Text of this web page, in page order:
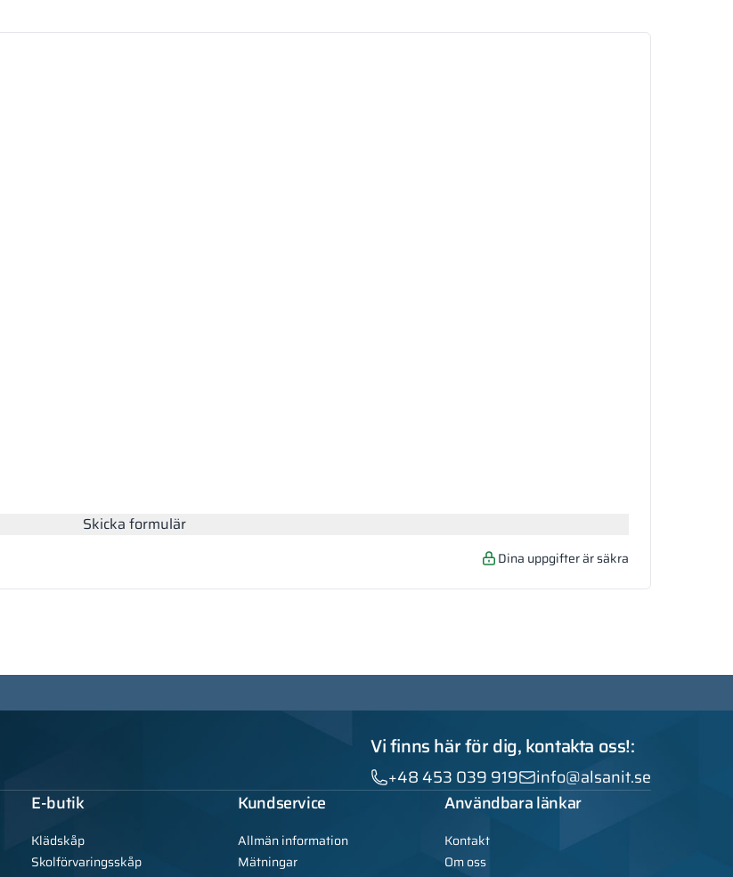
Skicka formulär
Dina uppgifter är säkra
Vi finns här för dig, kontakta oss!:
+48 453 039 919
info@alsanit.se
E-butik
Klädskåp
Skolförvaringsskåp
Kundservice
Allmän information
Mätningar
Användbara länkar
Kontakt
Om oss